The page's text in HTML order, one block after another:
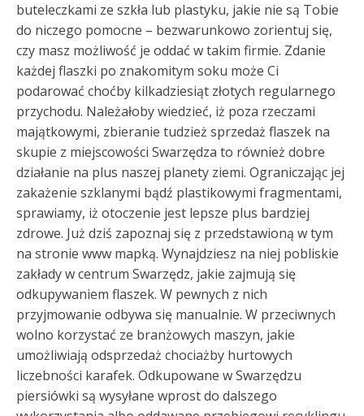
buteleczkami ze szkła lub plastyku, jakie nie są Tobie
do niczego pomocne – bezwarunkowo zorientuj się,
czy masz możliwość je oddać w takim firmie. Zdanie
każdej flaszki po znakomitym soku może Ci
podarować choćby kilkadziesiąt złotych regularnego
przychodu. Należałoby wiedzieć, iż poza rzeczami
majątkowymi, zbieranie tudzież sprzedaż flaszek na
skupie z miejscowości Swarzędza to również dobre
działanie na plus naszej planety ziemi. Ograniczając jej
zakażenie szklanymi bądź plastikowymi fragmentami,
sprawiamy, iż otoczenie jest lepsze plus bardziej
zdrowe. Już dziś zapoznaj się z przedstawioną w tym
na stronie www mapką. Wynajdziesz na niej pobliskie
zakłady w centrum Swarzędz, jakie zajmują się
odkupywaniem flaszek. W pewnych z nich
przyjmowanie odbywa się manualnie. W przeciwnych
wolno korzystać ze branżowych maszyn, jakie
umożliwiają odsprzedaż chociażby hurtowych
liczebności karafek. Odkupowane w Swarzędzu
piersiówki są wysyłane wprost do dalszego